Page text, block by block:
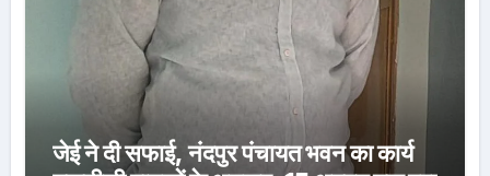
जेई ने दी सफाई, नंदपुर पंचायत भवन का कार्य